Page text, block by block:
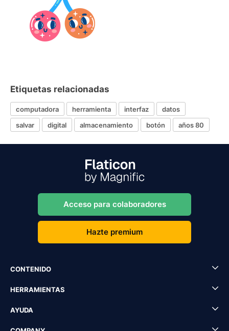
Etiquetas relacionadas
computadora herramienta interfaz
datos
salvar
digital almacenamiento botón años 80
Acceso para colaboradores
Hazte premium
CONTENIDO
HERRAMIENTAS
AYUDA